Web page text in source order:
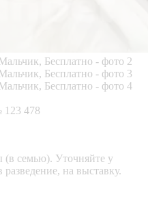
478
(в семью). Уточняйте у
на выставку.